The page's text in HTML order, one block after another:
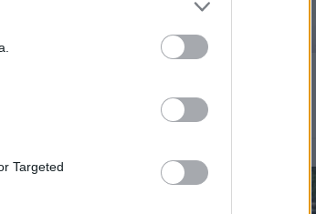
Targeted
Notícias Populares